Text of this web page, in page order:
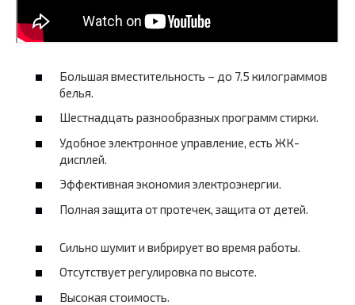
Большая вместительность – до 7.5 килограммов
белья.
Шестнадцать разнообразных программ стирки.
Удобное электронное управление, есть ЖК-
дисплей.
Эффективная экономия электроэнергии.
Полная защита от протечек, защита от детей.
Сильно шумит и вибрирует во время работы.
Отсутствует регулировка по высоте.
Высокая стоимость.